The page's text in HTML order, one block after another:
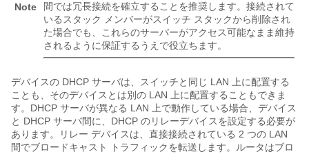
Note
間では冗長接続を確立することを推奨します。接続されて
いるスタック メンバーがスイッチ スタックから削除され
た場合でも、これらのサーバーがアクセス可能なまま維持
されるように保証するうえで役立ちます。
デバイスの DHCP サーバは、スイッチと同じ LAN 上に配置する
ことも、そのデバイスとは別の LAN 上に配置することもできま
す。DHCP サーバが異なる LAN 上で動作している場合、デバイス
と DHCP サーバ間に、DHCP のリレーデバイスを設定する必要が
あります。リレー デバイスは、直接接続されている 2 つの LAN
間でブロードキャスト トラフィックを転送します。ルータはブロ